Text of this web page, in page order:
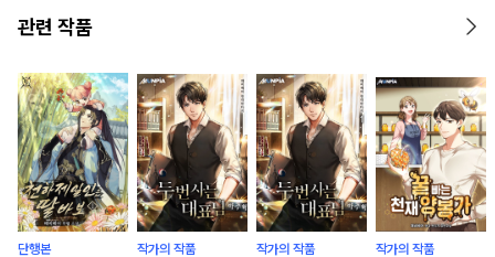
관련 작품
단행본 작가의 작품 작가의 작품 작가의 작품